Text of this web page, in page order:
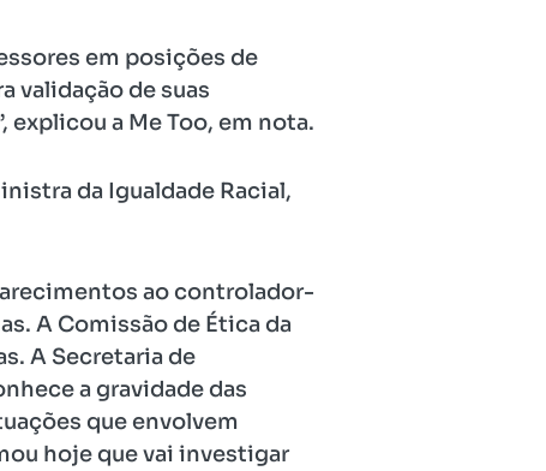
em posições de
validação de suas
explicou a Me Too, em nota.
da Igualdade Racial,
ao controlador-
A Comissão de Ética da
A Secretaria de
a gravidade das
que envolvem
hoje que vai investigar